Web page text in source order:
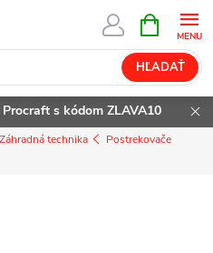
HĽADAŤ
KOŠÍK
s kódom ZLAVA10
Záhradná technika
Postrekovače